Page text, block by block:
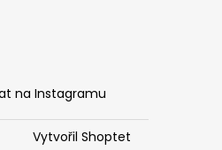
na Instagramu
Vytvořil Shoptet